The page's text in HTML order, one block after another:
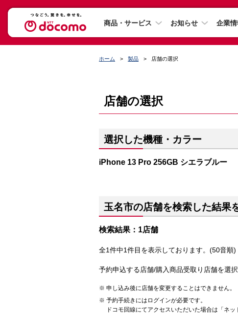
商品・サービス お知らせ 企業情
ホーム 製品 店舗の選択
店舗の選択
選択した機種・カラー
iPhone 13 Pro 256GB シエラブルー
玉名市の店舗を検索した結果
検索結果：1店舗
全1件中1件目を表示しております。(50音順)
予約申込する店舗/購入商品受取り店舗を選択
申し込み後に店舗を変更することはできません。
予約手続きにはログインが必要です。
ドコモ回線にてアクセスいただいた場合は「ネ